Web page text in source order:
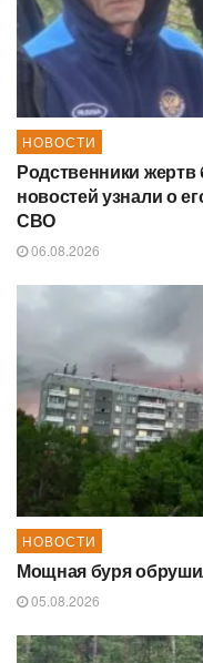
НОВОСТИ
Родственники жертв
новостей узнали о
СВО
06.08.2026
НОВОСТИ
Мощная буря
05.08.2026